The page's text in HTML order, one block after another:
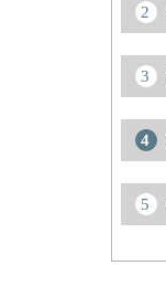
2
3
4
5